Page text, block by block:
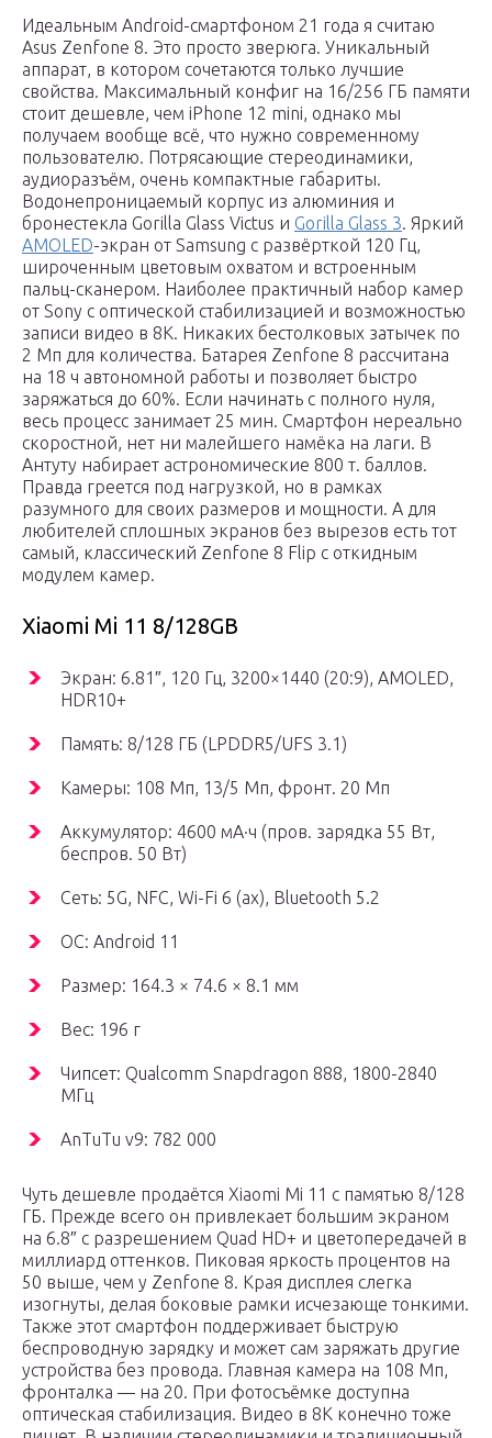
Идеальным Android-смартфоном 21 года я считаю
Asus Zenfone 8. Это просто зверюга. Уникальный
аппарат, в котором сочетаются только лучшие
свойства. Максимальный конфиг на 16/256 ГБ памяти
стоит дешевле, чем iPhone 12 mini, однако мы
получаем вообще всё, что нужно современному
пользователю. Потрясающие стереодинамики,
аудиоразъём, очень компактные габариты.
Водонепроницаемый корпус из алюминия и
бронестекла Gorilla Glass Victus и Gorilla Glass 3. Яркий
AMOLED-экран от Samsung с развёрткой 120 Гц,
широченным цветовым охватом и встроенным
пальц-сканером. Наиболее практичный набор камер
от Sony с оптической стабилизацией и возможностью
записи видео в 8K. Никаких бестолковых затычек по
2 Мп для количества. Батарея Zenfone 8 рассчитана
на 18 ч автономной работы и позволяет быстро
заряжаться до 60%. Если начинать с полного нуля,
весь процесс занимает 25 мин. Смартфон нереально
скоростной, нет ни малейшего намёка на лаги. В
Антуту набирает астрономические 800 т. баллов.
Правда греется под нагрузкой, но в рамках
разумного для своих размеров и мощности. А для
любителей сплошных экранов без вырезов есть тот
самый, классический Zenfone 8 Flip с откидным
модулем камер.
Xiaomi Mi 11 8/128GB
Экран: 6.81″, 120 Гц, 3200×1440 (20:9), AMOLED,
HDR10+
Память: 8/128 ГБ (LPDDR5/UFS 3.1)
Камеры: 108 Мп, 13/5 Мп, фронт. 20 Мп
Аккумулятор: 4600 мА·ч (пров. зарядка 55 Вт,
беспров. 50 Вт)
Сеть: 5G, NFC, Wi-Fi 6 (ax), Bluetooth 5.2
ОС: Android 11
Размер: 164.3 × 74.6 × 8.1 мм
Вес: 196 г
Чипсет: Qualcomm Snapdragon 888, 1800-2840
МГц
AnTuTu v9: 782 000
Чуть дешевле продаётся Xiaomi Mi 11 с памятью 8/128
ГБ. Прежде всего он привлекает большим экраном
на 6.8″ с разрешением Quad HD+ и цветопередачей в
миллиард оттенков. Пиковая яркость процентов на
50 выше, чем у Zenfone 8. Края дисплея слегка
изогнуты, делая боковые рамки исчезающе тонкими.
Также этот смартфон поддерживает быструю
беспроводную зарядку и может сам заряжать другие
устройства без провода. Главная камера на 108 Мп,
фронталка — на 20. При фотосъёмке доступна
оптическая стабилизация. Видео в 8K конечно тоже